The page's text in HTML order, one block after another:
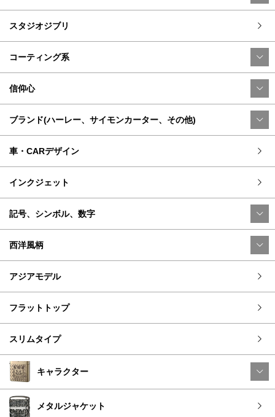
スタジオジブリ
コーティング系
信仰心
ブランド(ハーレー、サイモンカーター、その他)
車・CARデザイン
インクジェット
記号、シンボル、数字
西洋風柄
アジアモデル
フラットトップ
スリムタイプ
キャラクター
メタルジャケット